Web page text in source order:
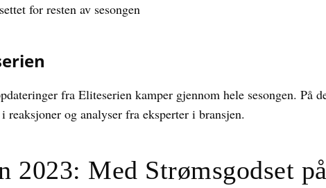
for resten av sesongen
fra Eliteserien kamper gjennom hele sesongen. På
reaksjoner og analyser fra eksperter i bransjen.
2023: Med Strømsgodset